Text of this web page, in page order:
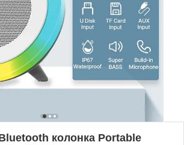
колонка Portable